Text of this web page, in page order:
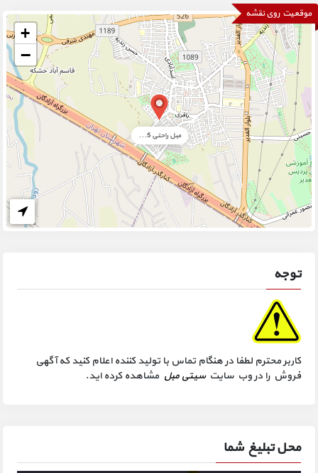
موقعیت روی نقشه
مبل راحتی 5...
+
−
توجه
کاربر محترم لطفا در هنگام تماس با تولید کننده اعلام کنید که آگهی
فروش را در وب سایتسیتی مبل مشاهده کرده اید.
محل تبلیغ شما